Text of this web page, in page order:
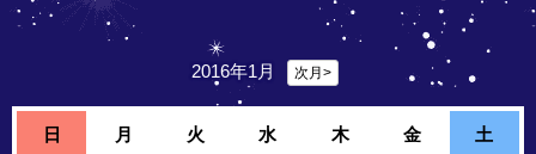
2016年1月 次月>
日 月 火 水 木 金 土